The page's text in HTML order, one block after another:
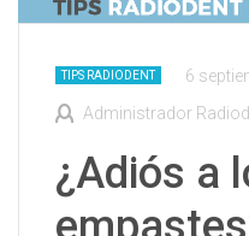
TIPS RADIODENT 6
Administrador
¿Adiós a